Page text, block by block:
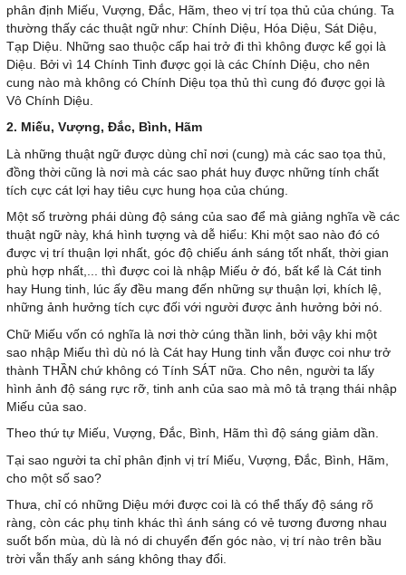
phân định Miếu, Vượng, Đắc, Hãm, theo vị trí tọa thủ của chúng. Ta
thường thấy các thuật ngữ như: Chính Diệu, Hóa Diệu, Sát Diệu,
Tạp Diệu. Những sao thuộc cấp hai trở đi thì không được kể gọi là
Diệu. Bởi vì 14 Chính Tinh được gọi là các Chính Diệu, cho nên
cung nào mà không có Chính Diệu tọa thủ thì cung đó được gọi là
Vô Chính Diệu.
2. Miếu, Vượng, Đắc, Bình, Hãm
Là những thuật ngữ được dùng chỉ nơi (cung) mà các sao tọa thủ,
đồng thời cũng là nơi mà các sao phát huy được những tính chất
tích cực cát lợi hay tiêu cực hung họa của chúng.
Một số trường phái dùng độ sáng của sao để mà giảng nghĩa về các
thuật ngữ này, khá hình tượng và dễ hiểu: Khi một sao nào đó có
được vị trí thuận lợi nhất, góc độ chiếu ánh sáng tốt nhất, thời gian
phù hợp nhất,... thì được coi là nhập Miếu ở đó, bất kể là Cát tinh
hay Hung tinh, lúc ấy đều mang đến những sự thuận lợi, khích lệ,
những ảnh hưởng tích cực đối với người được ảnh hưởng bởi nó.
Chữ Miếu vốn có nghĩa là nơi thờ cúng thần linh, bởi vậy khi một
sao nhập Miếu thì dù nó là Cát hay Hung tinh vẫn được coi như trở
thành THẦN chứ không có Tính SÁT nữa. Cho nên, người ta lấy
hình ảnh độ sáng rực rỡ, tinh anh của sao mà mô tả trạng thái nhập
Miếu của sao.
Theo thứ tự Miếu, Vượng, Đắc, Bình, Hãm thì độ sáng giảm dần.
Tại sao người ta chỉ phân định vị trí Miếu, Vượng, Đắc, Bình, Hãm,
cho một số sao?
Thưa, chỉ có những Diệu mới được coi là có thể thấy độ sáng rõ
ràng, còn các phụ tinh khác thì ánh sáng có vẻ tương đương nhau
suốt bốn mùa, dù là nó di chuyển đến góc nào, vị trí nào trên bầu
trời vẫn thấy anh sáng không thay đổi.